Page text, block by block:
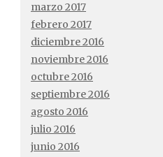
marzo 2017
febrero 2017
diciembre 2016
noviembre 2016
octubre 2016
septiembre 2016
agosto 2016
julio 2016
junio 2016